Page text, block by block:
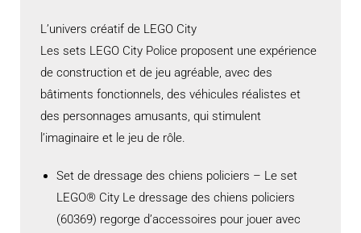
L’univers créatif de LEGO City
Les sets LEGO City Police proposent une expérience
de construction et de jeu agréable, avec des
bâtiments fonctionnels, des véhicules réalistes et
des personnages amusants, qui stimulent
l’imaginaire et le jeu de rôle.
Set de dressage des chiens policiers – Le set
LEGO® City Le dressage des chiens policiers
(60369) regorge d’accessoires pour jouer avec